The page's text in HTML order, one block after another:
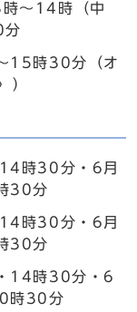
～14時（中
分
15時30分（オ
）
時30分・6月
30分
時30分・6月
30分
14時30分・6
時30分